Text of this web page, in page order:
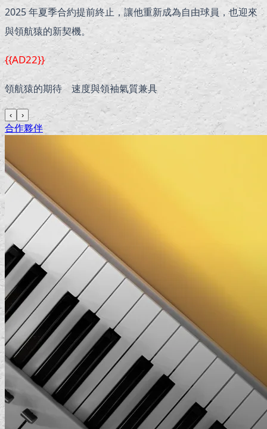
2025 年夏季合約提前終止，讓他重新成為自由球員，也迎來
與領航猿的新契機。
{{AD22}}
領航猿的期待 速度與領袖氣質兼具
‹ ›
合作夥伴